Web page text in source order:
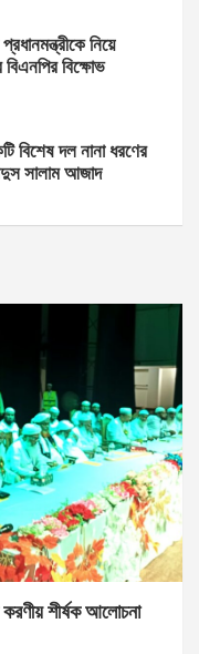
নিয়ে
বিক্ষোভ
বিশেষ দল নানা ধরণের
সালাম আজাদ
শীর্ষক আলোচনা